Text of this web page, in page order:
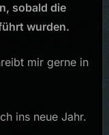
sobald die
wurden.
mir gerne in
ins neue Jahr.